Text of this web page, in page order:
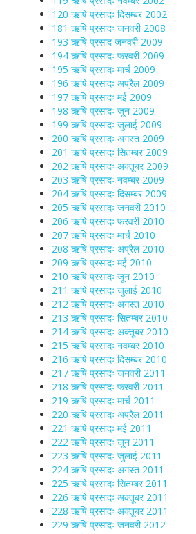
120 ऋषि प्रसादः दिसम्बर 2002
181 ऋषि प्रसादः जनवरी 2008
193 ऋषि प्रसाद जनवरी 2009
194 ऋषि प्रसादः फरवरी 2009
195 ऋषि प्रसादः मार्च 2009
196 ऋषि प्रसादः अप्रैल 2009
197 ऋषि प्रसादः मई 2009
198 ऋषि प्रसादः जून 2009
199 ऋषि प्रसादः जुलाई 2009
200 ऋषि प्रसादः अगस्त 2009
201 ऋषि प्रसादः सितम्बर 2009
202 ऋषि प्रसादः अक्तूबर 2009
203 ऋषि प्रसादः नवम्बर 2009
204 ऋषि प्रसादः दिसम्बर 2009
205 ऋषि प्रसादः जनवरी 2010
206 ऋषि प्रसादः फरवरी 2010
207 ऋषि प्रसादः मार्च 2010
208 ऋषि प्रसादः अप्रैल 2010
209 ऋषि प्रसादः मई 2010
210 ऋषि प्रसादः जून 2010
211 ऋषि प्रसादः जुलाई 2010
212 ऋषि प्रसादः अगस्त 2010
213 ऋषि प्रसादः सितम्बर 2010
214 ऋषि प्रसादः अक्तूबर 2010
215 ऋषि प्रसादः नवम्बर 2010
216 ऋषि प्रसादः दिसम्बर 2010
217 ऋषि प्रसादः जनवरी 2011
218 ऋषि प्रसादः फरवरी 2011
219 ऋषि प्रसादः मार्च 2011
220 ऋषि प्रसादः अप्रैल 2011
221 ऋषि प्रसादः मई 2011
222 ऋषि प्रसादः जून 2011
223 ऋषि प्रसादः जुलाई 2011
224 ऋषि प्रसादः अगस्त 2011
225 ऋषि प्रसादः सितम्बर 2011
226 ऋषि प्रसादः अक्तूबर 2011
228 ऋषि प्रसादः अक्तूबर 2011
229 ऋषि प्रसादः जनवरी 2012